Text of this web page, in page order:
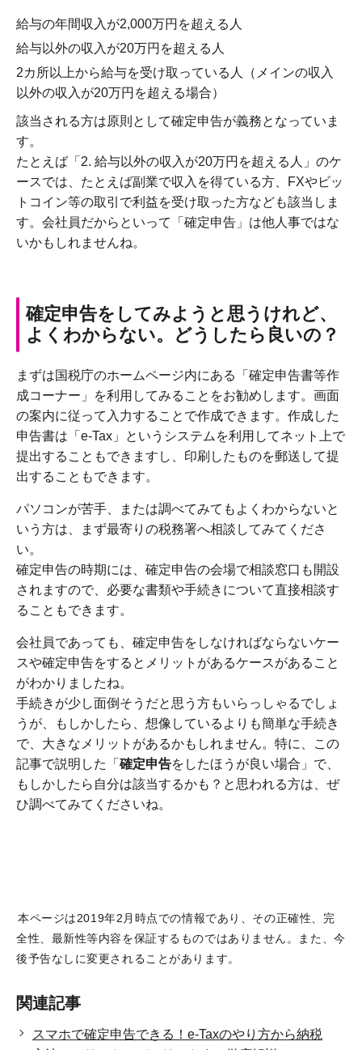
給与の年間収入が2,000万円を超える人
給与以外の収入が20万円を超える人
2カ所以上から給与を受け取っている人（メインの収入
以外の収入が20万円を超える場合）
該当される方は原則として確定申告が義務となっていま
す。
たとえば「2. 給与以外の収入が20万円を超える人」のケ
ースでは、たとえば副業で収入を得ている方、FXやビッ
トコイン等の取引で利益を受け取った方なども該当しま
す。会社員だからといって「確定申告」は他人事ではな
いかもしれませんね。
確定申告をしてみようと思うけれど、
よくわからない。どうしたら良いの？
まずは国税庁のホームページ内にある「確定申告書等作
成コーナー」を利用してみることをお勧めします。画面
の案内に従って入力することで作成できます。作成した
申告書は「e-Tax」というシステムを利用してネット上で
提出することもできますし、印刷したものを郵送して提
出することもできます。
パソコンが苦手、または調べてみてもよくわからないと
いう方は、まず最寄りの税務署へ相談してみてくださ
い。
確定申告の時期には、確定申告の会場で相談窓口も開設
されますので、必要な書類や手続きについて直接相談す
ることもできます。
会社員であっても、確定申告をしなければならないケー
スや確定申告をするとメリットがあるケースがあること
がわかりましたね。
手続きが少し面倒そうだと思う方もいらっしゃるでしょ
うが、もしかしたら、想像しているよりも簡単な手続き
で、大きなメリットがあるかもしれません。特に、この
記事で説明した「 確定申告をしたほうが良い場合」で、
もしかしたら自分は該当するかも？と思われる方は、ぜ
ひ調べてみてくださいね。
本ページは2019年2月時点での情報であり、その正確性、完
全性、最新性等内容を保証するものではありません。また、今
後予告なしに変更されることがあります。
関連記事
スマホで確定申告できる！e-Taxのやり方から納税